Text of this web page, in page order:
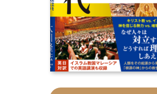
外国語